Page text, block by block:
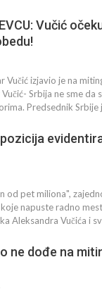
Vučić
Vučić izjavio je na
Srbija ne sme
Predsednik
od pet miliona",
napuste radno
Aleksandra Vučića i
ne dođe na